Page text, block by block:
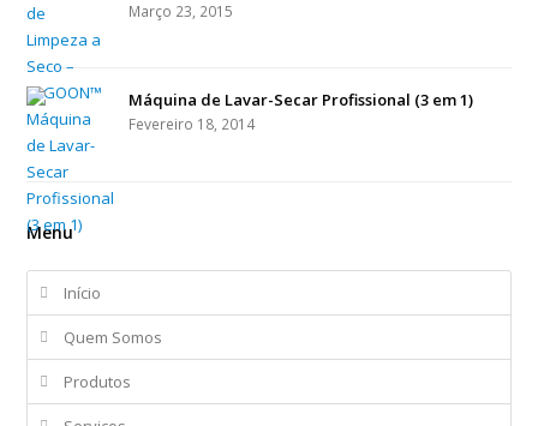
Março 23, 2015
Máquina de Lavar-Secar Profissional (3 em 1)
Fevereiro 18, 2014
Menu
Início
Quem Somos
Produtos